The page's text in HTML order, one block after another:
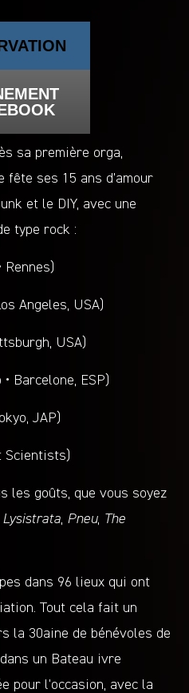
sa première orga,
fête ses 15 ans d’amour
et le DIY, avec une
type rock :
Rennes)
Angeles, USA)
USA)
Barcelone, ESP)
JAP)
Scientists)
les goûts, que vous soyez
Lysistrata Pneu, The
dans 96 lieux qui ont
Tout cela fait un
la 30aine de bénévoles de
un Bateau ivre
pour l’occasion, avec la